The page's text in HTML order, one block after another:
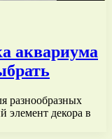
аквариума
разнообразных
элемент декора в